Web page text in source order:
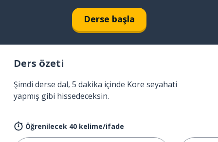
Derse başla
Ders özeti
Şimdi derse dal, 5 dakika içinde Kore seyahati
yapmış gibi hissedeceksin.
Öğrenilecek 40 kelime/ifade